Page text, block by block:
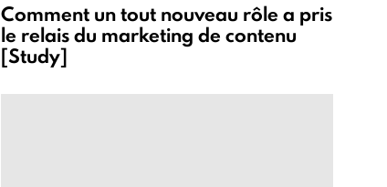
Comment un tout nouveau rôle a pris
le relais du marketing de contenu
[Study]